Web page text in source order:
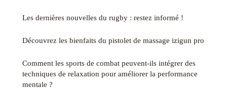
Les dernières nouvelles du rugby : restez informé !
Découvrez les bienfaits du pistolet de massage izigun pro
Comment les sports de combat peuvent-ils intégrer des
techniques de relaxation pour améliorer la performance
mentale ?